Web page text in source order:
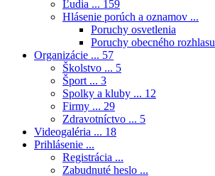
Ľudia ... 159
Hlásenie porúch a oznamov ...
Poruchy osvetlenia
Poruchy obecného rozhlasu
Organizácie ... 57
Školstvo ... 5
Šport ... 3
Spolky a kluby ... 12
Firmy ... 29
Zdravotníctvo ... 5
Videogaléria ... 18
Prihlásenie ...
Registrácia ...
Zabudnuté heslo ...